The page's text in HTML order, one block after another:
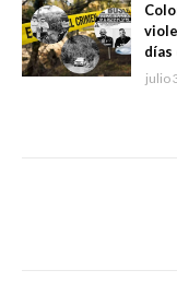
días
julio